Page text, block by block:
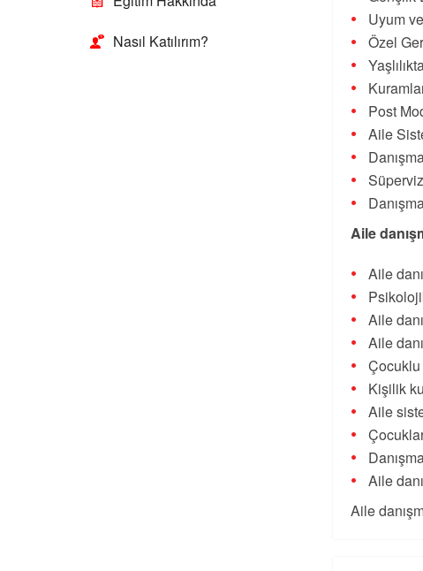
Nasıl Katılırım?
Uyum
Özel
Post
Aile
Aile
Aile
Aile
Aile
Çocuklu
Kişilik
Aile
Aile
Aile